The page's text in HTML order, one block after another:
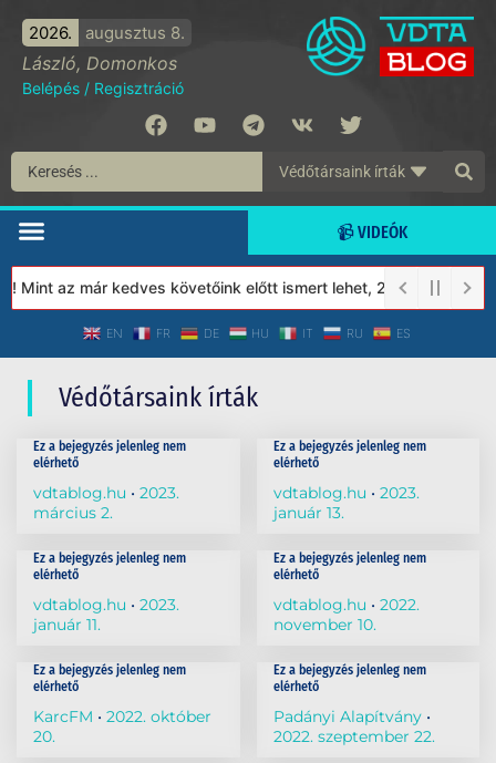
2026. augusztus 8.
László, Domonkos
Belépés / Regisztráció
📹 VIDEÓK
Mint az már kedves követőink előtt ismert lehet, 2023-tól a
EN FR DE HU IT RU ES
Védőtársaink írták
Ez a bejegyzés jelenleg nem
elérhető
vdtablog.hu
2023.
március 2.
Ez a bejegyzés jelenleg nem
elérhető
vdtablog.hu
2023.
január 13.
Ez a bejegyzés jelenleg nem
elérhető
vdtablog.hu
2023.
január 11.
Ez a bejegyzés jelenleg nem
elérhető
vdtablog.hu
2022.
november 10.
Ez a bejegyzés jelenleg nem
elérhető
KarcFM
2022. október
20.
Ez a bejegyzés jelenleg nem
elérhető
Padányi Alapítvány
2022. szeptember 22.